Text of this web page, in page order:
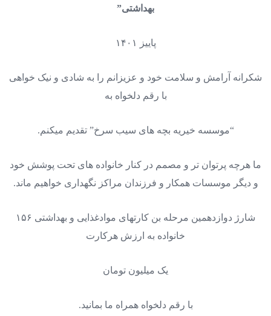
بهداشتی”
پاییز ۱۴۰۱
شکرانه آرامش و سلامت خود و عزیزانم را به شادی و نیک خواهی
با رقم دلخواه به
“موسسه خیریه بچه های سیب سرخ” تقدیم میکنم.
ما هرچه پرتوان تر و مصمم در کنار خانواده های تحت پوشش خود
و دیگر موسسات همکار و فرزندان مراکز نگهداری خواهیم ماند.
شارژ دوازدهمین مرحله بن کارتهای موادغذایی و بهداشتی ۱۵۶
خانواده به ارزش هرکارت
یک میلیون تومان
با رقم دلخواه همراه ما بمانید.